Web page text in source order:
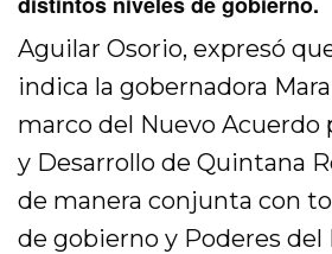
Aguilar Osorio, expresó
indica la gobernadora
marco del Nuevo Acuerdo
y Desarrollo de Quintana
de manera conjunta con
de gobierno y Poderes del